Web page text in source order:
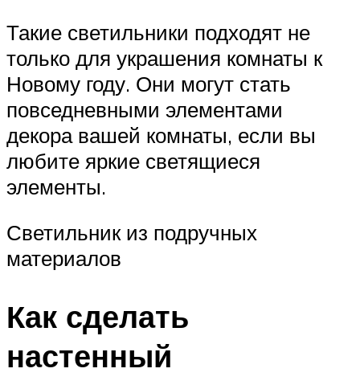
Такие светильники подходят не
только для украшения комнаты к
Новому году. Они могут стать
повседневными элементами
декора вашей комнаты, если вы
любите яркие светящиеся
элементы.
Светильник из подручных
материалов
Как сделать
настенный